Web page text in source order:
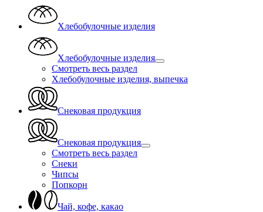
Хлебобулочные изделия
Хлебобулочные изделия
Смотреть весь раздел
Хлебобулочные изделия, выпечка
Снековая продукция
Снековая продукция
Смотреть весь раздел
Снеки
Чипсы
Попкорн
Чай, кофе, какао